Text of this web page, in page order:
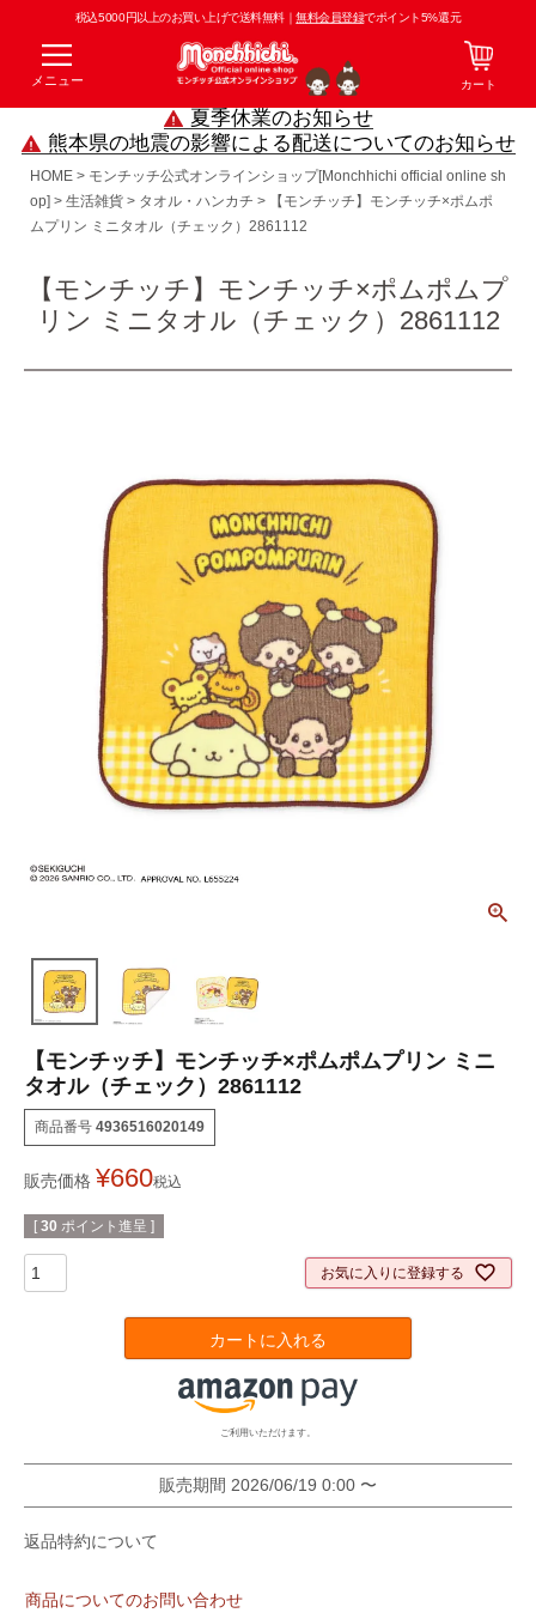
税込5000円以上のお買い上げで送料無料｜無料会員登録でポイント5%還元
メニュー カート
夏季休業のお知らせ
熊本県の地震の影響による配送についてのお知らせ
HOME
モンチッチ公式オンラインショップ[Monchhichi official online sh
op]
生活雑貨 タオル・ハンカチ
【モンチッチ】モンチッチ×ポムポ
ムプリン ミニタオル（チェック）2861112
【モンチッチ】モンチッチ×ポムポムプ
リン ミニタオル（チェック）2861112
【モンチッチ】モンチッチ×ポムポムプリン ミニ
タオル（チェック）2861112
商品番号 4936516020149
販売価格 ¥660税込
[ 30 ポイント進呈 ]
お気に入りに登録する
カートに入れる
ご利用いただけます。
販売期間 2026/06/19 0:00 〜
返品特約について
商品についてのお問い合わせ